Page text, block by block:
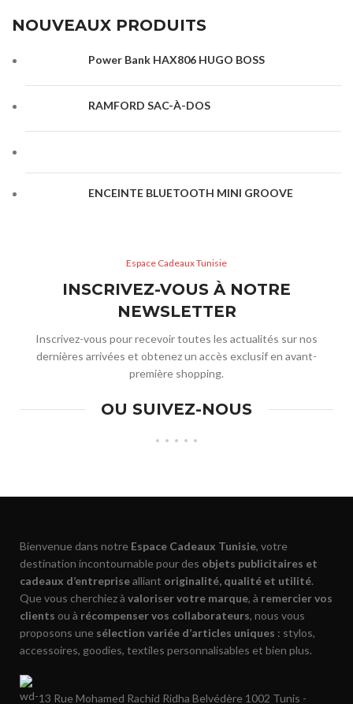
NOUVEAUX PRODUITS
Power Bank HAX806 HUGO BOSS
RAMFORD SAC-À-DOS
ENCEINTE BLUETOOTH MINI GROOVE
Espace Cadeaux Tunisie
INSCRIVEZ-VOUS À NOTRE
NEWSLETTER
Inscrivez-vous pour recevoir toutes les actualités sur nos
dernières arrivées et obtenez un accès exclusif en avant-
première shopping.
OU SUIVEZ-NOUS
Bienvenue dans notre Espace Cadeaux Tunisie, votre
destination incontournable pour des objets publicitaires et
cadeaux d’entreprisealliant originalité, qualité et utilité.
Que vous cherchiez à valoriser votre marque, à remercier vos
clients ou à récompenser vos collaborateurs, nous vous
proposons une sélection variée d’articles uniques : stylos,
accessoires, goodies, textiles personnalisables et bien plus.
13 Rue Mohamed Rachid Ridha Belvédère 1002 Tunis -